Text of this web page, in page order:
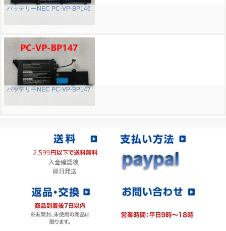
バッテリーNEC PC-VP-BP146
バッテリーNEC PC-VP-BP147